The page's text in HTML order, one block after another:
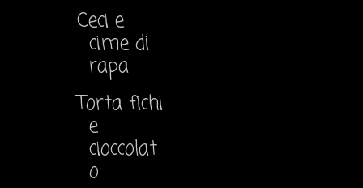
Ceci e
cime di
rapa
Torta fichi
e
cioccolat
o